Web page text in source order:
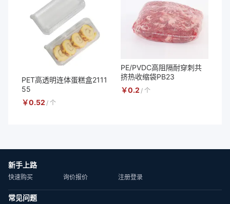
PET高透明连体蛋糕盒2111
55
￥0.52 / 个
PE/PVDC高阻隔耐穿刺共
挤热收缩袋PB23
￥0.2 / 个
新手上路
快速购买 询价报价 注册登录
常见问题